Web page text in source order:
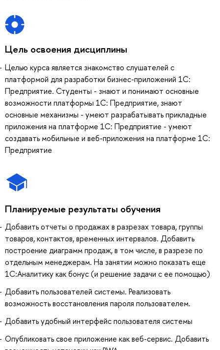
Цель освоения дисциплины
Целью курса является знакомство слушателей с
платформой для разработки бизнес-приложений 1С:
Предприятие. Студенты - знают и понимают основные
возможности платформы 1С: Предприятие, знают
основные механизмы - умеют разрабатывать прикладные
приложения на платформе 1С: Предприятие - умеют
создавать мобильные и веб-приложения на платформе 1С:
Предприятие
Планируемые результаты обучения
Добавить отчеты о продажах в разрезах товара, группы
товаров, контактов, временных интервалов. Добавить
построение диаграмм продаж, в том числе, в разрезе по
отдельным менеджерам. На занятии можно показать еще
1С:Аналитику как бонус (и решение задачи с ее помощью)
Добавить пользователей системы. Реализовать
возможность восстановления пароля пользователем.
Добавить удобный интерфейс пользователя системы
Опубликовать свое приложение как веб-сервис. Добавить